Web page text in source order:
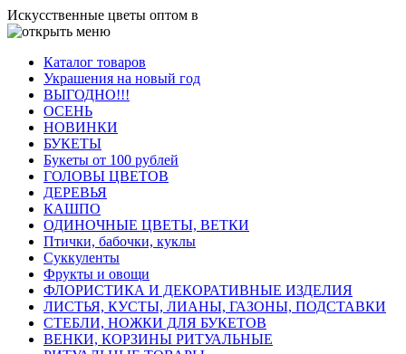
Искусственные цветы оптом в
Каталог товаров
Украшения на новый год
ВЫГОДНО!!!
ОСЕНЬ
НОВИНКИ
БУКЕТЫ
Букеты от 100 рублей
ГОЛОВЫ ЦВЕТОВ
ДЕРЕВЬЯ
КАШПО
ОДИНОЧНЫЕ ЦВЕТЫ, ВЕТКИ
Птички, бабочки, куклы
Суккуленты
Фрукты и овощи
ФЛОРИСТИКА И ДЕКОРАТИВНЫЕ ИЗДЕЛИЯ
ЛИСТЬЯ, КУСТЫ, ЛИАНЫ, ГАЗОНЫ, ПОДСТАВКИ
СТЕБЛИ, НОЖКИ ДЛЯ БУКЕТОВ
ВЕНКИ, КОРЗИНЫ РИТУАЛЬНЫЕ